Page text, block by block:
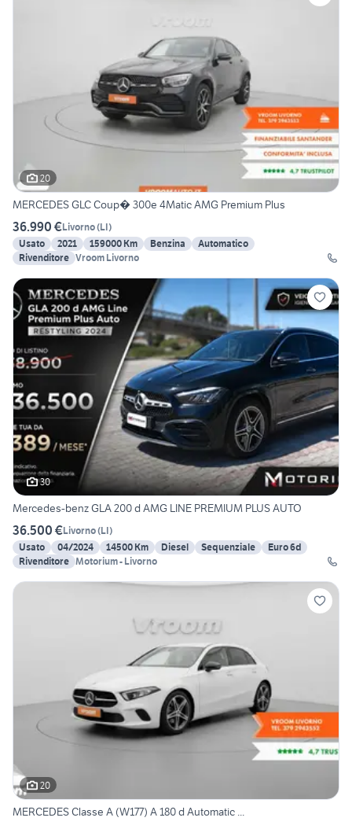
20
MERCEDES GLC Coup� 300e 4Matic AMG Premium Plus
36.990 €Livorno(LI)
Usato
2021 159000 Km Benzina
Automatico
Rivenditore Vroom Livorno
30
Mercedes-benz GLA 200 d AMG LINE PREMIUM PLUS AUTO
36.500 €Livorno(LI)
Usato
04/2024 14500 Km Diesel Sequenziale
Euro 6d
Rivenditore Motorium - Livorno
20
MERCEDES Classe A (W177) A 180 d Automatic ...